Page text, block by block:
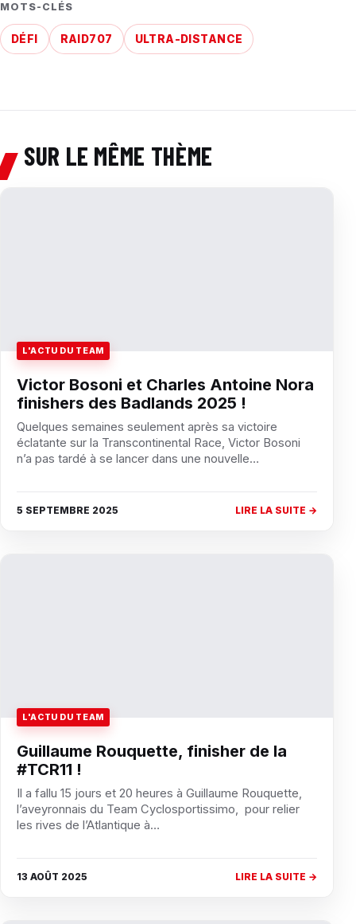
MOTS-CLÉS
DÉFI RAID707 ULTRA-DISTANCE
SUR LE MÊME THÈME
L'ACTU DU TEAM
Victor Bosoni et Charles Antoine Nora
finishers des Badlands 2025 !
Quelques semaines seulement après sa victoire
éclatante sur la Transcontinental Race, Victor Bosoni
n’a pas tardé à se lancer dans une nouvelle…
5 SEPTEMBRE 2025 LIRE LA SUITE →
L'ACTU DU TEAM
Guillaume Rouquette, finisher de la
#TCR11 !
Il a fallu 15 jours et 20 heures à Guillaume Rouquette,
l’aveyronnais du Team Cyclosportissimo, pour relier
les rives de l’Atlantique à…
13 AOÛT 2025 LIRE LA SUITE →